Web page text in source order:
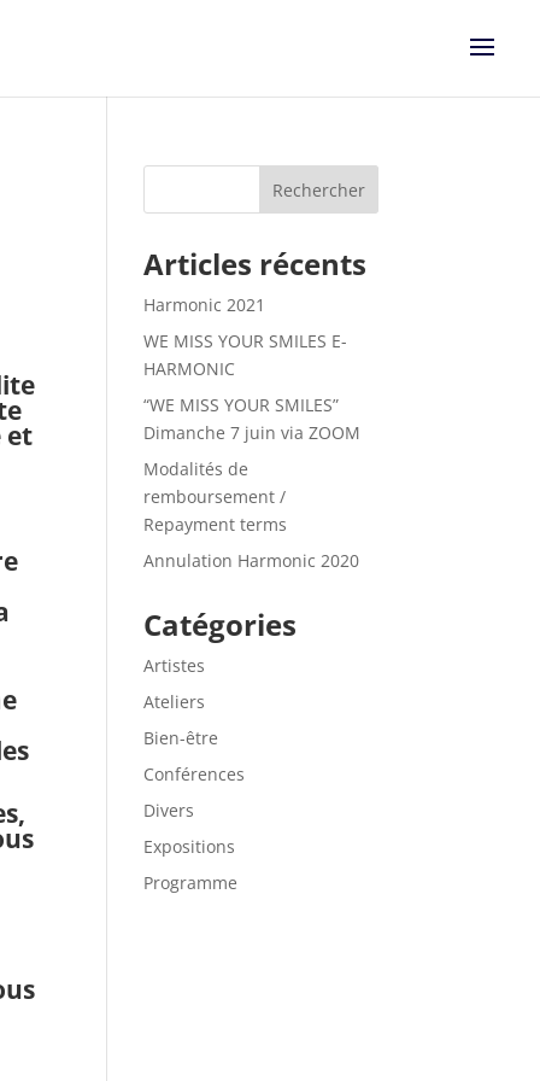
et
Articles récents
Harmonic 2021
WE MISS YOUR SMILES E-
HARMONIC
“WE MISS YOUR SMILES”
Dimanche 7 juin via ZOOM
Modalités de
remboursement /
Repayment terms
Annulation Harmonic 2020
Catégories
Artistes
Ateliers
Bien-être
Conférences
Divers
Expositions
Programme